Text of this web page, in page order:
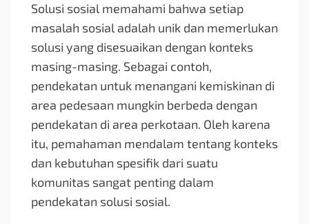
Solusi sosial memahami bahwa setiap
masalah sosial adalah unik dan memerlukan
solusi yang disesuaikan dengan konteks
masing-masing. Sebagai contoh,
pendekatan untuk menangani kemiskinan di
area pedesaan mungkin berbeda dengan
pendekatan di area perkotaan. Oleh karena
itu, pemahaman mendalam tentang konteks
dan kebutuhan spesifik dari suatu
komunitas sangat penting dalam
pendekatan solusi sosial.